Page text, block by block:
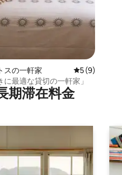
星の平均評価
スの一軒家 レビュー9件
5 (9)
に最適な貸切の一軒家」
期⁠滞⁠在料⁠金